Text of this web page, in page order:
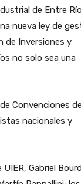
de Entre
nueva ley de
de Inversiones y
no solo sea una
Convenciones
nacionales y
Gabriel